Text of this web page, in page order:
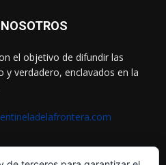
el objetivo de difundir las
y verdadero, enclavados en la